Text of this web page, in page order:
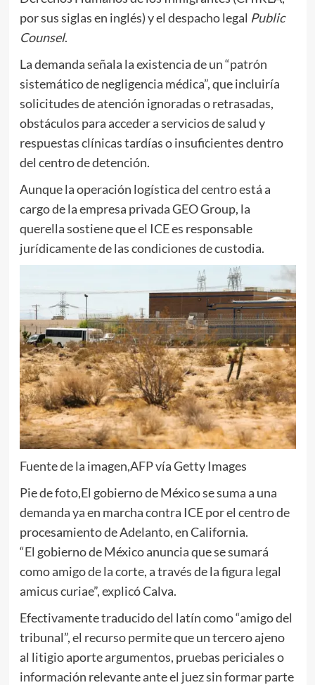
por sus siglas en inglés) y el despacho legal Public
Counsel.
La demanda señala la existencia de un “patrón
sistemático de negligencia médica”, que incluiría
solicitudes de atención ignoradas o retrasadas,
obstáculos para acceder a servicios de salud y
respuestas clínicas tardías o insuficientes dentro
del centro de detención.
Aunque la operación logística del centro está a
cargo de la empresa privada GEO Group, la
querella sostiene que el ICE es responsable
jurídicamente de las condiciones de custodia.
Fuente de la imagen,AFP vía Getty Images
Pie de foto,El gobierno de México se suma a una
demanda ya en marcha contra ICE por el centro de
procesamiento de Adelanto, en California.
“El gobierno de México anuncia que se sumará
como amigo de la corte, a través de la figura legal
amicus curiae”, explicó Calva.
Efectivamente traducido del latín como “amigo del
tribunal”, el recurso permite que un tercero ajeno
al litigio aporte argumentos, pruebas periciales o
información relevante ante el juez sin formar parte